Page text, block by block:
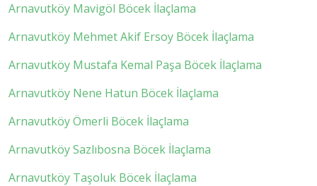
Arnavutköy Mavigöl Böcek İlaçlama
Arnavutköy Mehmet Akif Ersoy Böcek İlaçlama
Arnavutköy Mustafa Kemal Paşa Böcek İlaçlama
Arnavutköy Nene Hatun Böcek İlaçlama
Arnavutköy Ömerli Böcek İlaçlama
Arnavutköy Sazlıbosna Böcek İlaçlama
Arnavutköy Taşoluk Böcek İlaçlama